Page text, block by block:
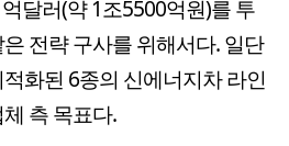
달러(약 1조5500억원)를 투
전략 구사를 위해서다. 일단
화된 6종의 신에너지차 라인
측 목표다.